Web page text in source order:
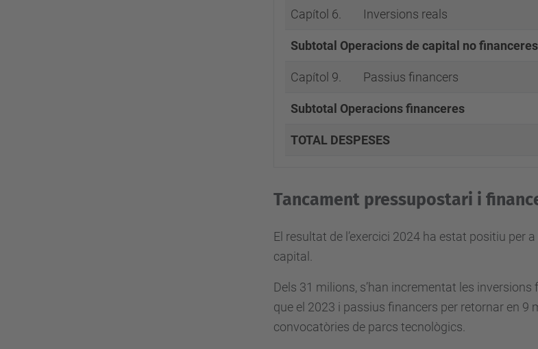
Capítol 6. Inversions reals
Subtotal Operacions de capital no financeres
Capítol 9. Passius financers
Subtotal Operacions financeres
TOTAL DESPESES
Tancament pressupostari i
El resultat de l’exercici 2024 ha estat positiu per
capital.
Dels 31 milions, s’han incrementat les
que el 2023 i passius financers per retornar en 9
convocatòries de parcs tecnològics.